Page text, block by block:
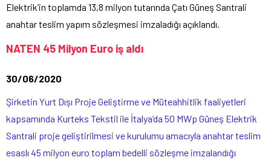
Elektrik’in toplamda 13,8 milyon tutarında Çatı Güneş Santrali
anahtar teslim yapım sözleşmesi imzaladığı açıklandı.
NATEN 45 Milyon Euro iş aldı
30/06/2020
Şirketin Yurt Dışı Proje Geliştirme ve Müteahhitlik faaliyetleri
kapsamında Kurteks Tekstil ile İtalya’da 50 MWp Güneş Elektrik
Santrali proje geliştirilmesi ve kurulumu amacıyla anahtar teslim
esaslı 45 milyon euro toplam bedelli sözleşme imzalandığı